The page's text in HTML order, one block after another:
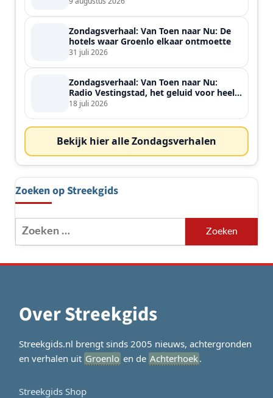
Zondagsverhaal: Van Toen naar Nu: De
hotels waar Groenlo elkaar ontmoette
31 juli 2026
Zondagsverhaal: Van Toen naar Nu:
Radio Vestingstad, het geluid voor heel
de streek
18 juli 2026
Bekijk hier alle Zondagsverhalen
Zoeken op Streekgids
Zoeken
naar:
Over Streekgids
Streekgids.nl brengt sinds 2005 nieuws, achtergronden
en verhalen uit Groenlo en de Achterhoek.
Streekgids Shop